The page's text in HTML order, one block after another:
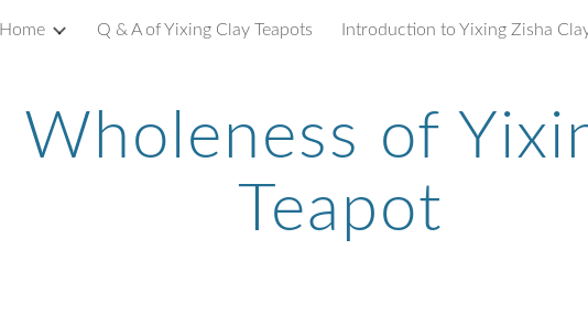
Skip to main content Skip to
Home Q & A of Yixing Clay Teapots
Wholeness of
Teapot